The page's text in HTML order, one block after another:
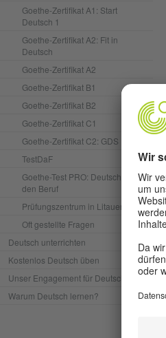
Goethe-Zertifikat A1: Start
Deutsch 1
Goethe-Zertifikat A2: Fit in
Deutsch
Goethe-Zertifikat A2
Goethe-Zertifikat B1
Goethe-Zertifikat B2
Goethe-Zertifikat C1
Goethe-Zertifikat C2: GDS
TestDaF
Goethe-Test PRO: Deutsch für
den Beruf
Prüfungszentrum in Litauen
Oft gestellte Fragen
Deutsch unterrichten
Kostenlos Deutsch üben
Unser Engagement für Deutsch
Warum Deutsch lernen?